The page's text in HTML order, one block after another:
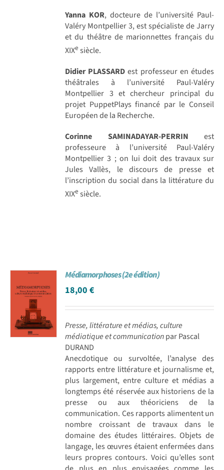
Yanna KOR, docteure de l’université Paul-
Valéry Montpellier 3, est spécialiste de Jarry
et du théâtre de marionnettes français du
XIXe siècle.
Didier PLASSARD est professeur en études
théâtrales à l’université Paul-Valéry
Montpellier 3 et chercheur principal du
projet PuppetPlays financé par le Conseil
Européen de la Recherche.
Corinne SAMINADAYAR-PERRIN est
professeure à l’université Paul-Valéry
Montpellier 3 ; on lui doit des travaux sur
Jules Vallès, le discours de presse et
l’inscription du social dans la littérature du
XIXe siècle.
Médiamorphoses (2e édition)
18,00€
Presse, littérature et médias, culture
médiatique et communicationpar Pascal
DURAND
Anecdotique ou survoltée, l’analyse des
rapports entre littérature et journalisme et,
plus largement, entre culture et médias a
longtemps été réservée aux historiens de la
presse ou aux théoriciens de la
communication. Ces rapports alimentent un
nombre croissant de travaux dans le
domaine des études littéraires. Objets de
langage, les œuvres étaient enfermées dans
leurs propres contours. Voici qu’elles sont